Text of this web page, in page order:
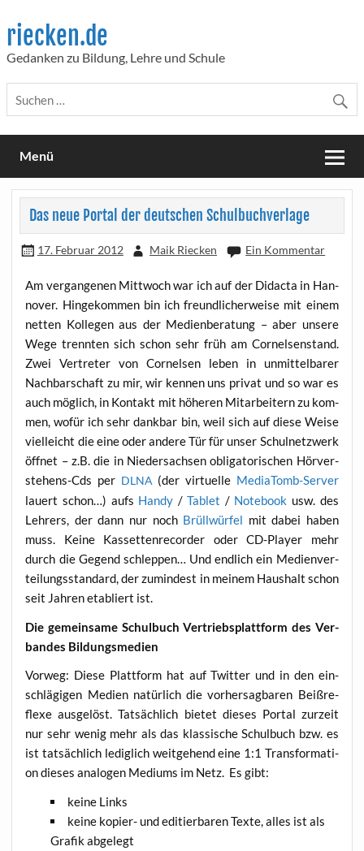
content
riecken.de
Gedanken zu Bildung, Lehre und Schule
Menü
Das neue Portal der deutschen Schulbuchverlage
17. Februar 2012 Maik Riecken Ein Kommentar
Am ver­gan­ge­nen Mitt­woch war ich auf der Didac­ta in Han­
no­ver. Hin­ge­kom­men bin ich freund­li­cher­wei­se mit einem
net­ten Kol­le­gen aus der Medi­en­be­ra­tung – aber unse­re
Wege trenn­ten sich schon sehr früh am Cor­nel­sen­stand.
Zwei Ver­tre­ter von Cor­nel­sen leben in unmit­tel­ba­rer
Nach­bar­schaft zu mir, wir ken­nen uns pri­vat und so war es
auch mög­lich, in Kon­takt mit höhe­ren Mit­ar­bei­tern zu kom­
men, wofür ich sehr dank­bar bin, weil sich auf die­se Wei­se
viel­leicht die eine oder ande­re Tür für unser Schul­netz­werk
öff­net – z.B. die in Nie­der­sach­sen obli­ga­to­ri­schen Hör­ver­
ste­hens-Cds per DLNA (der vir­tu­el­le Medi­aTomb-Ser­ver
lau­ert schon…) aufs Han­dy /Tablet / Note­book usw. des
Leh­rers, der dann nur noch Brüll­wür­fel mit dabei haben
muss. Kei­ne Kas­set­ten­re­cor­der oder CD-Play­er mehr
durch die Gegend schlep­pen… Und end­lich ein Medi­en­ver­
tei­lungs­stan­dard, der zumin­dest in mei­nem Haus­halt schon
seit Jah­ren eta­bliert ist.
Die gemein­sa­me Schul­buch Ver­triebs­platt­form des Ver­
ban­des Bildungsmedien
Vor­weg: Die­se Platt­form hat auf Twit­ter und in den ein­
schlä­gi­gen Medi­en natür­lich die vor­her­sag­ba­ren Beiß­re­
fle­xe aus­ge­löst. Tat­säch­lich bie­tet die­ses Por­tal zur­zeit
nur sehr wenig mehr als das klas­si­sche Schul­buch bzw. es
ist tat­säch­lich ledig­lich weit­ge­hend eine 1:1 Trans­for­ma­ti­
on die­ses ana­lo­gen Medi­ums im Netz. Es gibt:
kei­ne Links
kei­ne kopi­er- und edi­tier­ba­ren Tex­te, alles ist als
Gra­fik abgelegt